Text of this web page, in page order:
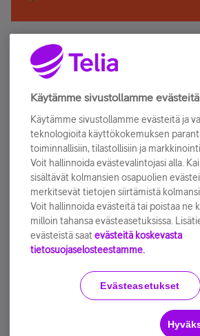
Älä jää paitsi – osallistu ja
Tilaa Telian uutiskirje ja olet mukana
sähköpostiisi.
Tilaa nyt
Käyttöehdot Accessibility
Evästeasetukset
Käytämme sivustollamme evästeitä
Käytämme sivustollamme evästeitä ja
teknologioita käyttökokemuksen
toiminnallisiin, tilastollisiin ja
Voit hallinnoida evästevalintojasi alla.
sisältävät kolmansien osapuolien
merkitsevät tietojen siirtämistä
Voit hallinnoida evästeitä tai poistaa ne
milloin tahansa evästeasetuksissa.
evästeistä saat evästeitä koskevasta
tietosuojaselosteestamme.
Evästeasetukset